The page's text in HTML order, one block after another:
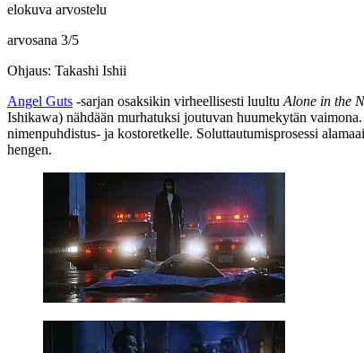
elokuva arvostelu
arvosana 3/5
Ohjaus: Takashi Ishii
Angel Guts ‑sarjan osaksikin virheellisesti luultu Alone in the
Ishikawa) nähdään murhatuksi joutuvan huumekytän
nimenpuhdistus‑ ja kostoretkelle. Soluttautumisprosessi
hengen.